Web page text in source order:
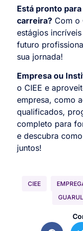
Está pronto
carreira? Com o
estágios
futuro
sua jornada!
Empresa ou
o CIEE e
empresa, como
qualificados,
completo para
e descubra
juntos!
CIEE